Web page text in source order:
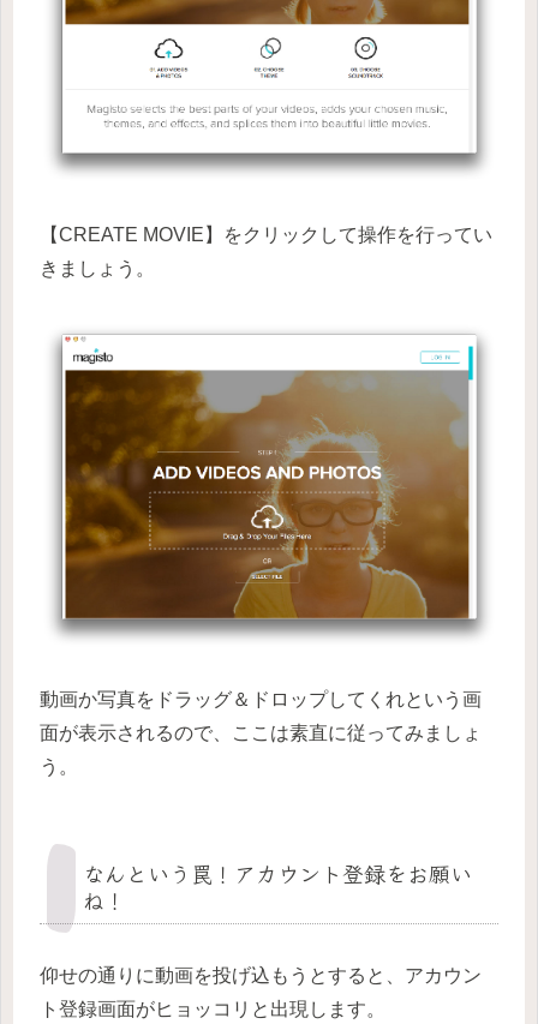
【CREATE MOVIE】をクリックして操作を行ってい
きましょう。
動画か写真をドラッグ＆ドロップしてくれという画
面が表示されるので、ここは素直に従ってみましょ
う。
なんという罠！アカウント登録をお願い
ね！
仰せの通りに動画を投げ込もうとすると、アカウン
ト登録画面がヒョッコリと出現します。